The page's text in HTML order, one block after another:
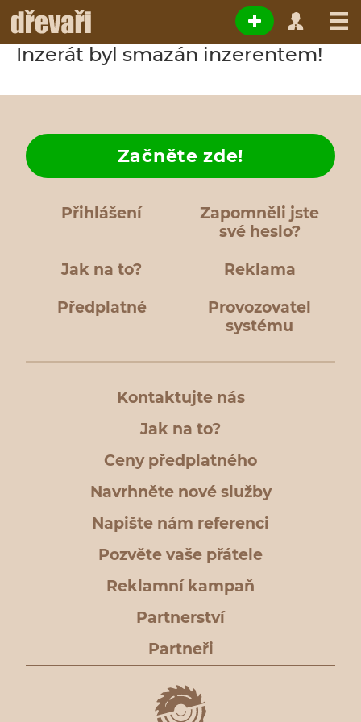
Inzerát byl smazán inzerentem!
Přihlášení
Zapomněli jste
své heslo?
Jak na to?
Začněte zde!
Reklama
Předplatné
Provozovatel
systému
Kontaktujte nás
Jak na to?
Ceny předplatného
Navrhněte nové služby
Napište nám referenci
Pozvěte vaše přátele
Reklamní kampaň
Partnerství
Partneři